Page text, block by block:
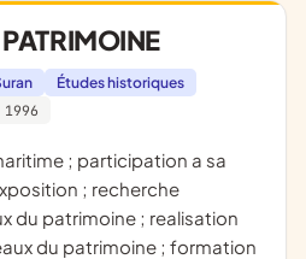
Études historiques
; recherche
du patrimoine ; realisation
du patrimoine ; formation